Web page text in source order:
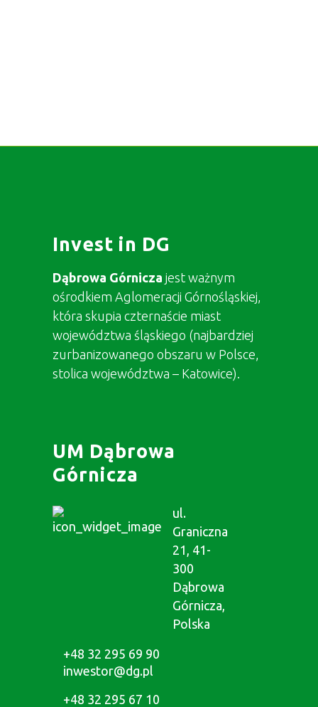
Invest in DG
Dąbrowa Górnicza jest ważnym
ośrodkiem Aglomeracji Górnośląskiej,
która skupia czternaście miast
województwa śląskiego (najbardziej
zurbanizowanego obszaru w Polsce,
stolica województwa – Katowice).
UM Dąbrowa
Górnicza
ul.
Graniczna
21, 41-
300
Dąbrowa
Górnicza,
Polska
+48 32 295 69 90
inwestor@dg.pl
+48 32 295 67 10